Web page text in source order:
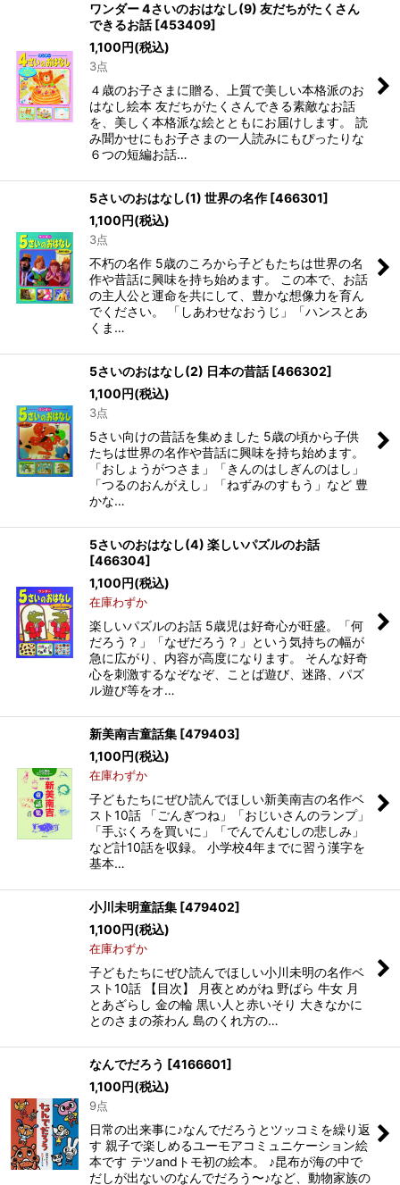
ワンダー 4さいのおはなし(9) 友だちがたくさん
できるお話 [453409]
1,100円(税込)
3点
４歳のお子さまに贈る、上質で美しい本格派のお
はなし絵本 友だちがたくさんできる素敵なお話
を、美しく本格派な絵とともにお届けします。 読
み聞かせにもお子さまの一人読みにもぴったりな
６つの短編お話…
5さいのおはなし(1) 世界の名作 [466301]
1,100円(税込)
3点
不朽の名作 5歳のころから子どもたちは世界の名
作や昔話に興味を持ち始めます。 この本で、お話
の主人公と運命を共にして、豊かな想像力を育ん
でください。 「しあわせなおうじ」「ハンスとあ
くま…
5さいのおはなし(2) 日本の昔話 [466302]
1,100円(税込)
3点
5さい向けの昔話を集めました 5歳の頃から子供
たちは世界の名作や昔話に興味を持ち始めます。
「おしょうがつさま」「きんのはしぎんのはし」
「つるのおんがえし」「ねずみのすもう」など 豊
かな…
5さいのおはなし(4) 楽しいパズルのお話
[466304]
1,100円(税込)
在庫わずか
楽しいパズルのお話 5歳児は好奇心が旺盛。「何
だろう？」「なぜだろう？」という気持ちの幅が
急に広がり、内容が高度になります。 そんな好奇
心を刺激するなぞなぞ、ことば遊び、迷路、パズ
ル遊び等をオ…
新美南吉童話集 [479403]
1,100円(税込)
在庫わずか
子どもたちにぜひ読んでほしい新美南吉の名作ベ
スト10話 「ごんぎつね」「おじいさんのランプ」
「手ぶくろを買いに」「でんでんむしの悲しみ」
など計10話を収録。 小学校4年までに習う漢字を
基本…
小川未明童話集 [479402]
1,100円(税込)
在庫わずか
子どもたちにぜひ読んでほしい小川未明の名作ベ
スト10話 【目次】 月夜とめがね 野ばら 牛女 月
とあざらし 金の輪 黒い人と赤いそり 大きなかに
とのさまの茶わん 島のくれ方の…
なんでだろう [4166601]
1,100円(税込)
9点
日常の出来事に♪なんでだろうとツッコミを繰り返
す 親子で楽しめるユーモアコミュニケーション絵
本です テツandトモ初の絵本。 ♪昆布が海の中で
だしが出ないのなんでだろう〜♪など、動物家族の